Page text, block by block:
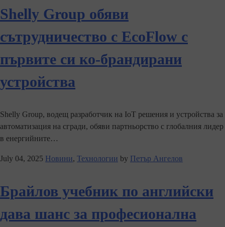
Shelly Group обяви
сътрудничество с EcoFlow с
първите си ко-брандирани
устройства
Shelly Group, водещ разработчик на IoT решения и устройства за
автоматизация на сгради, обяви партньорство с глобалния лидер
в енергийните…
July 04, 2025 Новини, Технологии by Петър Ангелов
Брайлов учебник по английски
дава шанс за професионална